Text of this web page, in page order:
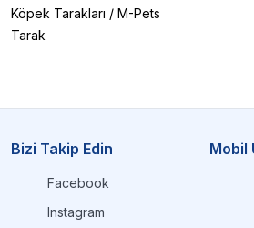
Köpek Tarakları / M-Pets
Tarak
Bizi Takip Edin
Facebook
Instagram
Mobil